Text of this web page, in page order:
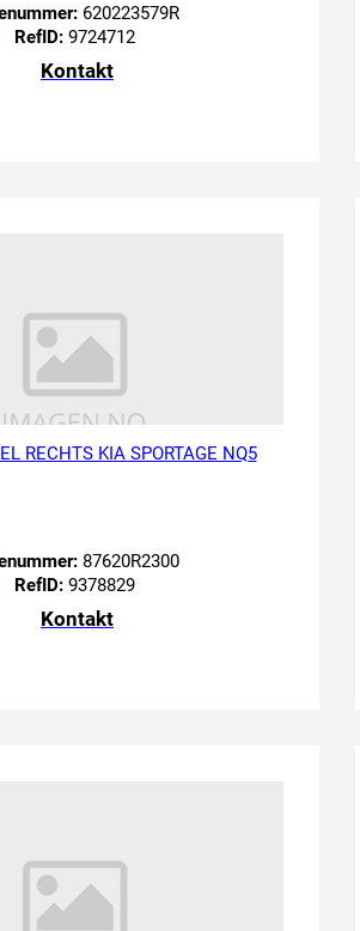
620223579R
RefID:9724712
Kontakt
RECHTS KIA SPORTAGE NQ5
87620R2300
RefID:9378829
Kontakt